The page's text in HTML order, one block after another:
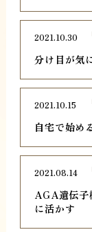
分け目が気
2021.10.30
自宅で始め
2021.10.15
AGA遺伝子
に活かす
2021.08.14